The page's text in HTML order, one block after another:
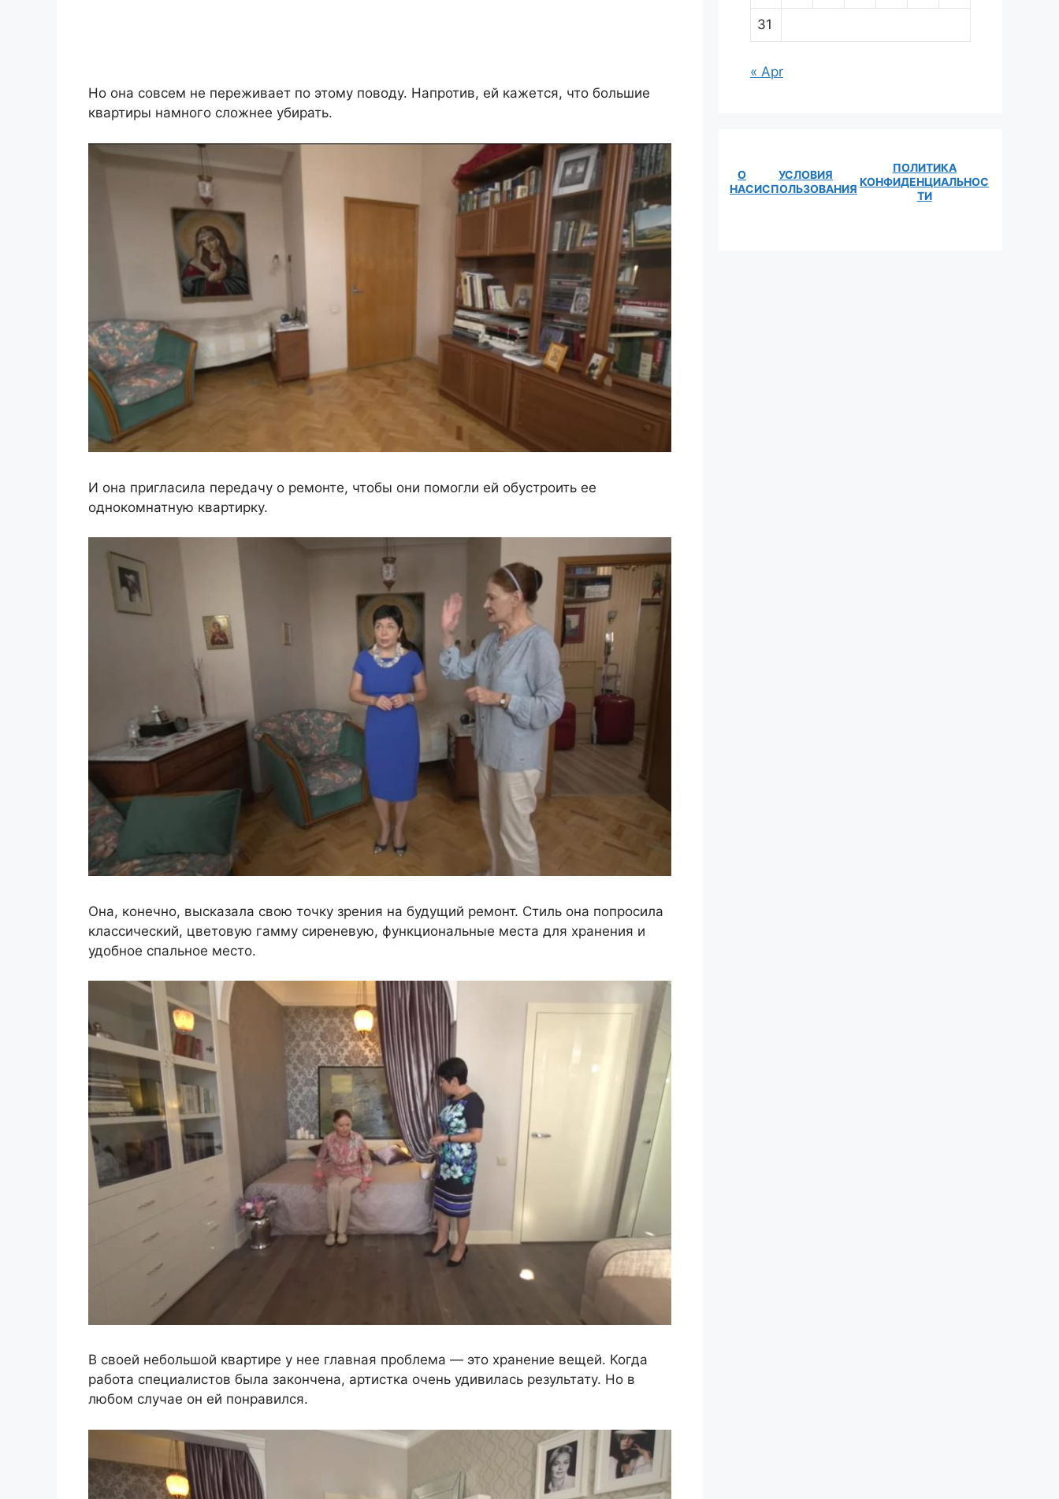
Но она совсем не переживает по этому поводу. Напротив, ей кажется, что большие
квартиры намного сложнее убирать.
И она пригласила передачу о ремонте, чтобы они помогли ей обустроить ее
однокомнатную квартирку.
Она, конечно, высказала свою точку зрения на будущий ремонт. Стиль она попросила
классический, цветовую гамму сиреневую, функциональные места для хранения и
удобное спальное место.
В своей небольшой квартире у нее главная проблема — это хранение вещей. Когда
работа специалистов была закончена, артистка очень удивилась результату. Но в
любом случае он ей понравился.
31
« Apr
О
НАС
УСЛОВИЯ
ИСПОЛЬЗОВАНИЯ
ПОЛИТИКА
КОНФИДЕНЦИАЛЬНОС
ТИ